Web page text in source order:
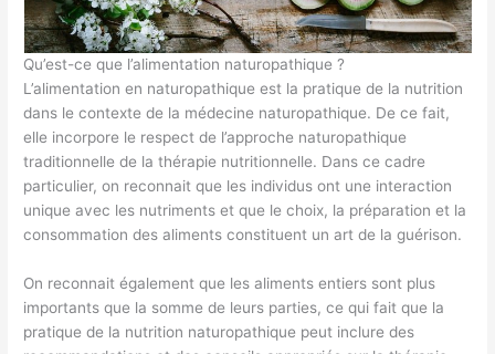
Qu’est-ce que l’alimentation naturopathique ?
L’alimentation en naturopathique est la pratique de la nutrition
dans le contexte de la médecine naturopathique. De ce fait,
elle incorpore le respect de l’approche naturopathique
traditionnelle de la thérapie nutritionnelle. Dans ce cadre
particulier, on reconnait que les individus ont une interaction
unique avec les nutriments et que le choix, la préparation et la
consommation des aliments constituent un art de la guérison.
On reconnait également que les aliments entiers sont plus
importants que la somme de leurs parties, ce qui fait que la
pratique de la nutrition naturopathique peut inclure des